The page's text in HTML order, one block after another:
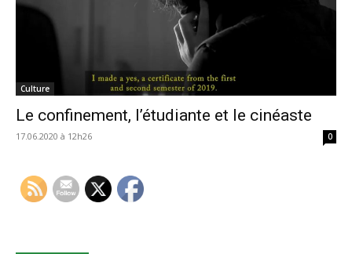
Culture
Le confinement, l’étudiante et le cinéaste
17.06.2020 à 12h26 0